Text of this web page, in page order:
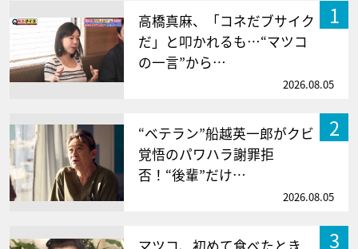
1
高橋真麻、「コネだブサイク
だ」と叩かれるも…“マツコ
の一言”から…
2026.08.05
2
“ベテラン”船越英一郎がクビ
覚悟のパワハラ謝罪拒
否！“後輩”だけ…
2026.08.05
3